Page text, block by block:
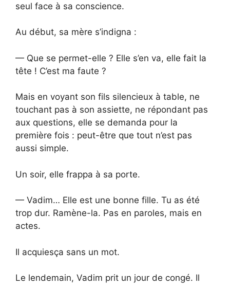
seul face à sa conscience.
Au début, sa mère s’indigna :
— Que se permet-elle ? Elle s’en va, elle fait la
tête ! C’est ma faute ?
Mais en voyant son fils silencieux à table, ne
touchant pas à son assiette, ne répondant pas
aux questions, elle se demanda pour la
première fois : peut-être que tout n’est pas
aussi simple.
Un soir, elle frappa à sa porte.
— Vadim… Elle est une bonne fille. Tu as été
trop dur. Ramène-la. Pas en paroles, mais en
actes.
Il acquiesça sans un mot.
Le lendemain, Vadim prit un jour de congé. Il